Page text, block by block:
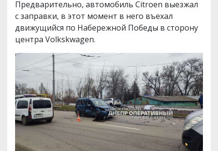
Предварительно, автомобиль Citroen выезжал
с заправки, в этот момент в него въехал
движущийся по Набережной Победы в сторону
центра Volkskwagen.